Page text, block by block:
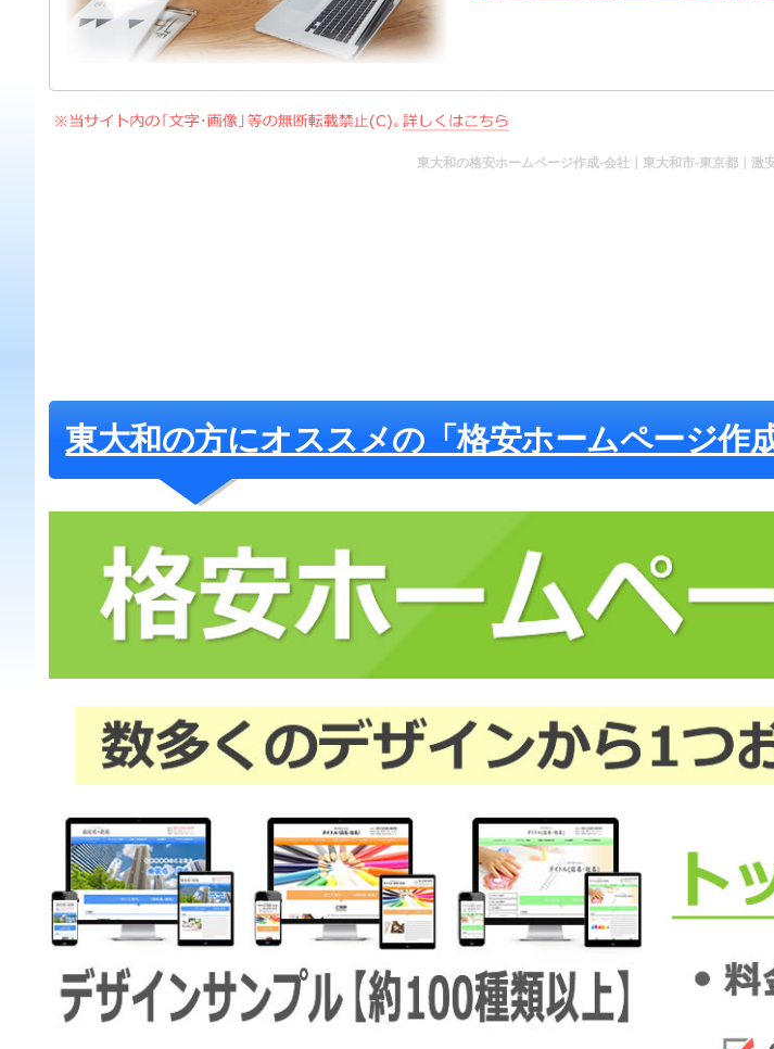
東大和の格安ホームページ作成-会社｜東大和市-東京都｜
東大和の方にオススメの「格安ホームページ作